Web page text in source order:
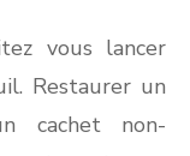
vous lancer
Restaurer un
cachet non-